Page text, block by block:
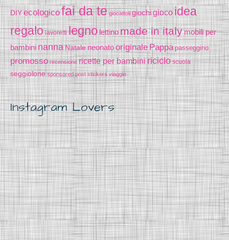
DIYecologicofai da te giocattoli giochigiocoidea
regalo lavoretti legno lettinomade in italymobili per
bambininannaNataleneonatooriginale Pappa passeggino
promosso recensione ricette per bambini riciclo scuola
seggiolone sponsored post stickers viaggio
Instagram Lovers